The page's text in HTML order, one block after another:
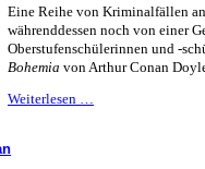
Eine Reihe von Kriminalfällen
währenddessen noch von einer
Oberstufenschülerinnen und -
Bohemia von Arthur Conan
Weiterlesen …